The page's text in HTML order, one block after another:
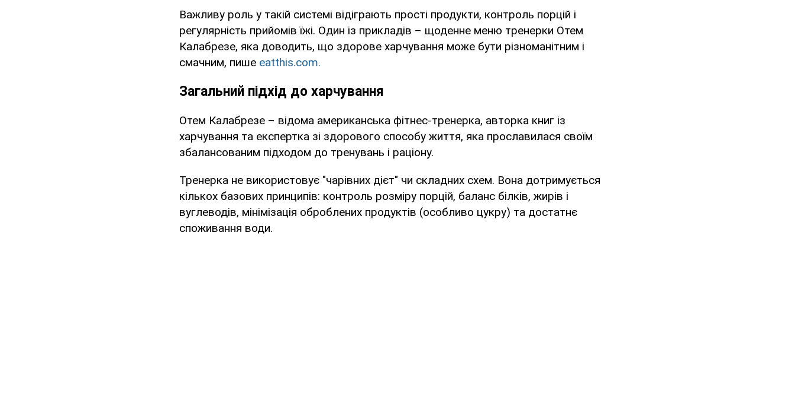
Важливу роль у такій системі відіграють прості продукти, контроль порцій і
регулярність прийомів їжі. Один із прикладів – щоденне меню тренерки Отем
Калабрезе, яка доводить, що здорове харчування може бути різноманітним і
смачним, пише eatthis.com.
Загальний підхід до харчування
Отем Калабрезе – відома американська фітнес-тренерка, авторка книг із
харчування та експертка зі здорового способу життя, яка прославилася своїм
збалансованим підходом до тренувань і раціону.
Тренерка не використовує "чарівних дієт" чи складних схем. Вона дотримується
кількох базових принципів: контроль розміру порцій, баланс білків, жирів і
вуглеводів, мінімізація оброблених продуктів (особливо цукру) та достатнє
споживання води.